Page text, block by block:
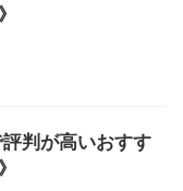
評判が高いおすす